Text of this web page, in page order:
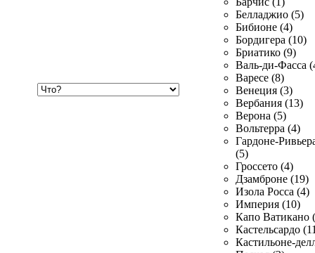
Белладжио (5)
Бибионе (4)
Бордигера (10)
Бриатико (9)
Валь-ди-Фасса
Варесе (8)
Венеция (3)
Вербания (13)
Верона (5)
Вольтерра (4)
Гардоне-
(5)
Гроссето (4)
Дзамброне (19)
Изола Росса (4)
Империя (10)
Капо Ватикано
Кастельсардо
Кастильоне-